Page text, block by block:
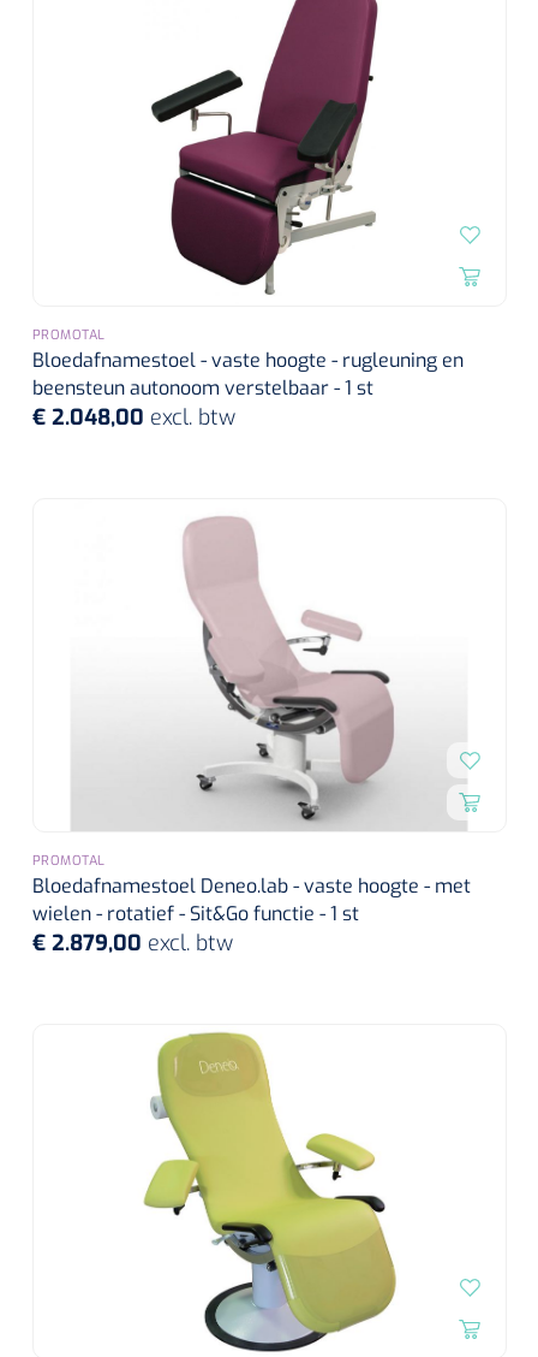
Alcoholmeter
Steriele velden
Chronische wondzorgproducten
Hydrocolloïden
Zilververbanden
Schuimverbanden
Hydrogel
Siliconen verbanden
Kleeflaag removers
Nierbekken
Wondreinigers
PROMOTAL
Bloedafnamestoel - vaste hoogte - rugleuning en
beensteun autonoom verstelbaar - 1 st
€ 2.048,00 excl. btw
PROMOTAL
Bloedafnamestoel Deneo.lab - vaste hoogte - met
wielen - rotatief - Sit&Go functie - 1 st
€ 2.879,00 excl. btw